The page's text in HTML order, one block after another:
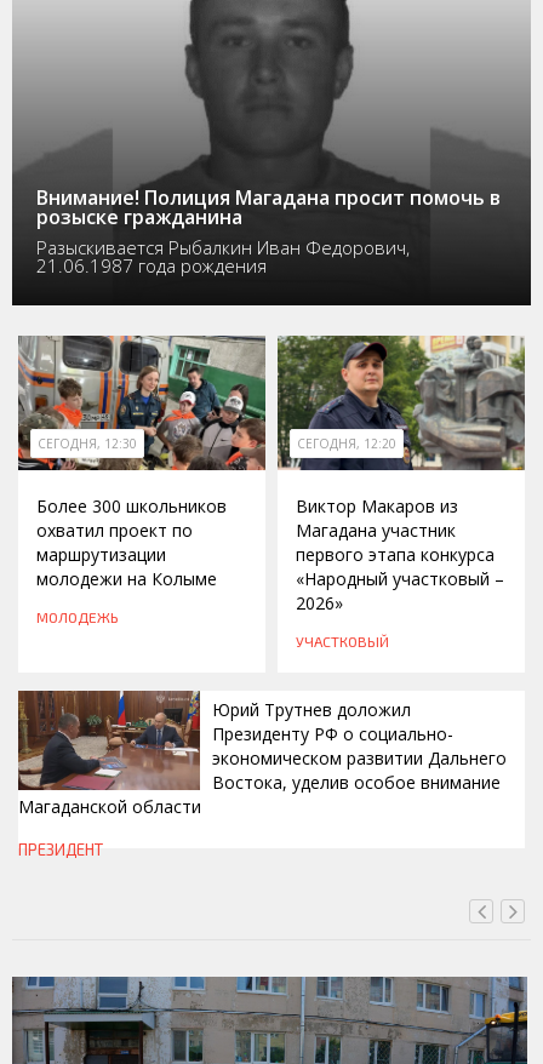
Внимание! Полиция Магадана просит помочь в
розыске гражданина
Разыскивается Рыбалкин Иван Федорович,
21.06.1987 года рождения
СЕГОДНЯ, 12:30
Более 300 школьников
охватил проект по
маршрутизации
молодежи на Колыме
МОЛОДЕЖЬ
СЕГОДНЯ, 12:20
Виктор Макаров из
Магадана участник
первого этапа конкурса
«Народный участковый –
2026»
УЧАСТКОВЫЙ
Юрий Трутнев доложил
Президенту РФ о социально-
экономическом развитии Дальнего
Востока, уделив особое внимание
Магаданской области
ПРЕЗИДЕНТ